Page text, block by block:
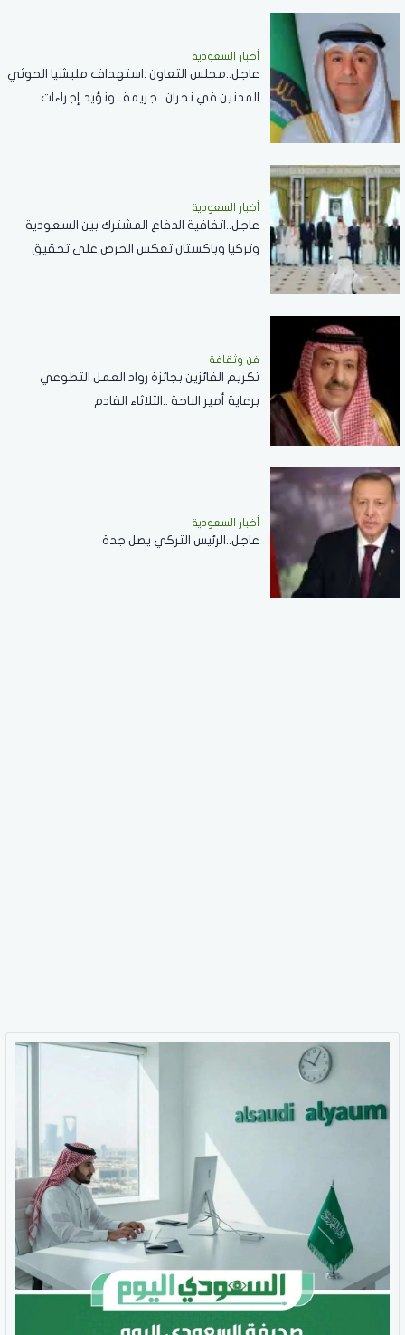
أخبار السعودية
عاجل..مجلس التعاون :استهداف مليشيا الحوثي
المدنين في نجران.. جريمة ..ونؤيد إجراءات
أخبار السعودية
عاجل..اتفاقية الدفاع المشترك بين السعودية
وتركيا وباكستان تعكس الحرص على تحقيق
فن وثقافة
تكريم الفائزين بجائزة رواد العمل التطوعي
برعاية أمير الباحة ..الثلاثاء القادم
أخبار السعودية
عاجل..الرئيس التركي يصل جدة